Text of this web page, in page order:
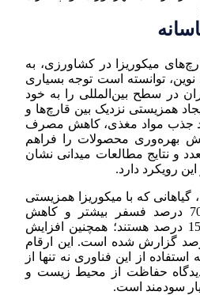
میکوریزا در کشاورزی، به
توانسته است توجه بسیاری
در سطح بین‌المللی را به خود
همزیستی نزدیک بین قارچ‌ها و
جذب مواد مغذی، کاهش مصرف
بهره‌وری محصولات را فراهم
و نتایج مطالعات میدانی نشان
رویکرد دارد.
گیاهانی که با میکوریزا همزیستی
دارند قادر به جذب تا 70 درصد فسفر بیشتر و کاهش
مصرف کود نیتروژنی تا 15 درصد هستند؛ همچنین افزایش
محصول تا 20 درصد گزارش شده است. این ارقام
از این فناوری نه تنها از
حفاظت از محیط زیست و
سودمند است.